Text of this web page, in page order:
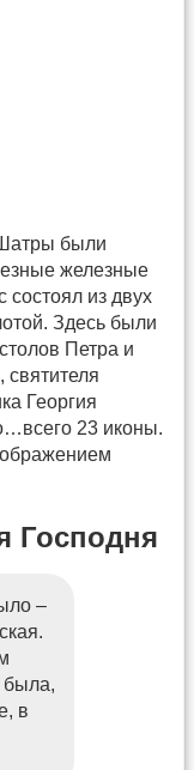
были
железные
состоял из двух
Здесь были
Петра и
Георгия
23 иконы.
Господня
–
была,
в